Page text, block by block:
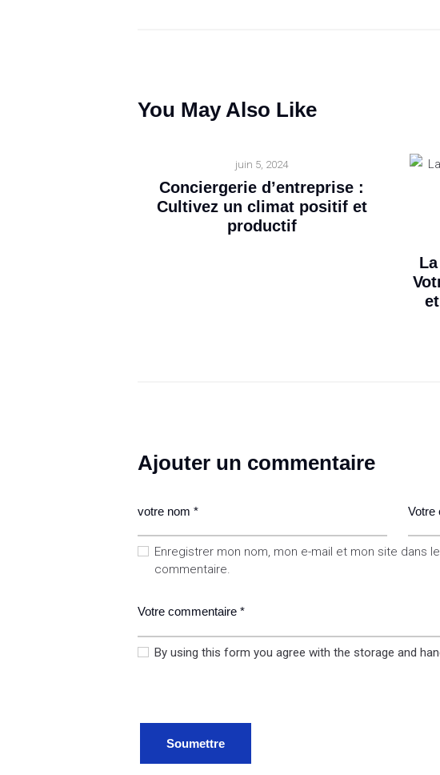
You May Also Like
juin 5, 2024
Conciergerie d’entreprise :
Cultivez un climat positif et
productif
Ajouter un commentaire
Enregistrer mon nom, mon e-mail et mon site dans
commentaire.
By using this form you agree with the storage and